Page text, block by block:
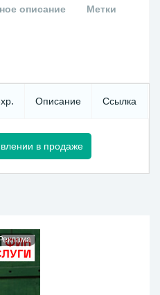
описание Метки
Описание Ссылка
в продаже
Реклама